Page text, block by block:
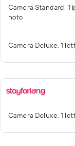
Camera Standard,
noto
Camera Deluxe, 1
Camera Deluxe, 1